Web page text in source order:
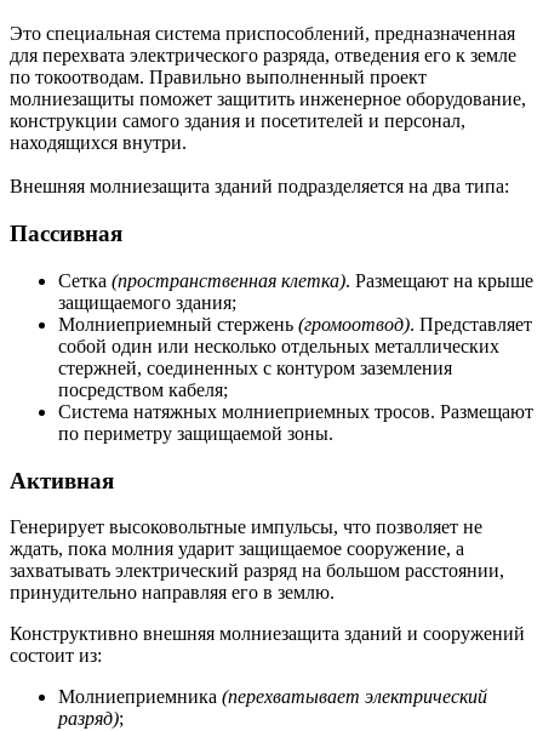
Это специальная система приспособлений, предназначенная
для перехвата электрического разряда, отведения его к земле
по токоотводам. Правильно выполненный проект
молниезащиты поможет защитить инженерное оборудование,
конструкции самого здания и посетителей и персонал,
находящихся внутри.
Внешняя молниезащита зданий подразделяется на два типа:
Пассивная
Сетка (пространственная клетка). Размещают на крыше
защищаемого здания;
Молниеприемный стержень (громоотвод). Представляет
собой один или несколько отдельных металлических
стержней, соединенных с контуром заземления
посредством кабеля;
Система натяжных молниеприемных тросов. Размещают
по периметру защищаемой зоны.
Активная
Генерирует высоковольтные импульсы, что позволяет не
ждать, пока молния ударит защищаемое сооружение, а
захватывать электрический разряд на большом расстоянии,
принудительно направляя его в землю.
Конструктивно внешняя молниезащита зданий и сооружений
состоит из:
Молниеприемника (перехватывает электрический
разряд);